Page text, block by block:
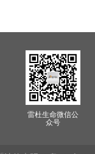
雷杜生命微信公
众号